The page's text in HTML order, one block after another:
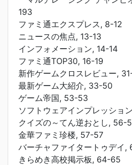
193
ファミ通エクスプレス, 8-12
ニュースの焦点, 13-13
インフォメーション, 14-14
ファミ通TOP30, 16-19
新作ゲームクロスレビュー,
最新ゲーム大紹介, 33-50
ゲーム帝国, 53-53
ソフトウェアインプレッショ
クイズの～てん逆おとし, 56-
金華ファミ珍楼, 57-57
バーチャファイタートゥデイ,
きらめき高校掲示板, 64-65